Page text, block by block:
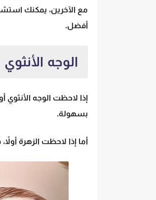
مع الآخرين، يمكنك
أفضل.
الوجه الأنثوي vs الزهرة
إذا لاحظت الوجه الأنثوي
بسهولة.
أما إذا لاحظت الزهرة